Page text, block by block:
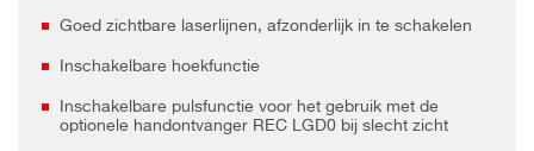
Goed zichtbare laserlijnen, afzonderlijk in te schakelen
Inschakelbare hoekfunctie
Inschakelbare pulsfunctie voor het gebruik met de
optionele handontvanger REC LGD0 bij slecht zicht